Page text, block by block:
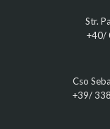
Str.
+40/
Cso
+39/